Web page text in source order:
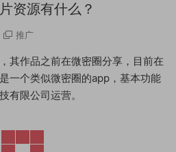
资源有什么？
推广
，其作品之前在微密圈分享，目前在
一个类似微密圈的app，基本功能
有限公司运营。